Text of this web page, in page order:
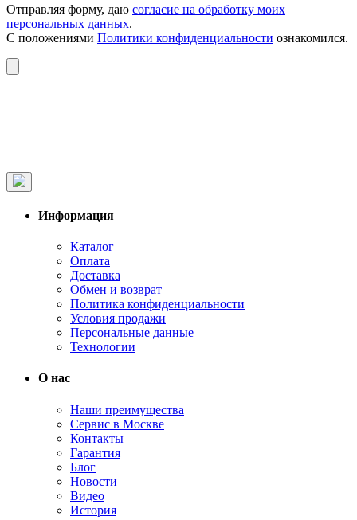
Отправляя форму, даю согласие на обработку моих
персональных данных.
С положениями Политики конфиденциальности ознакомился.
Информация
Каталог
Оплата
Доставка
Обмен и возврат
Политика конфиденциальности
Условия продажи
Персональные данные
Технологии
О нас
Наши преимущества
Сервис в Москве
Контакты
Гарантия
Блог
Новости
Видео
История